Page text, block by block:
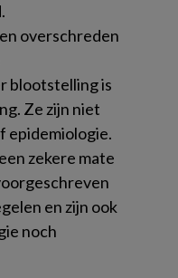
overschreden
blootstelling is
Ze zijn niet
epidemiologie.
zekere mate
en zijn ook
noch